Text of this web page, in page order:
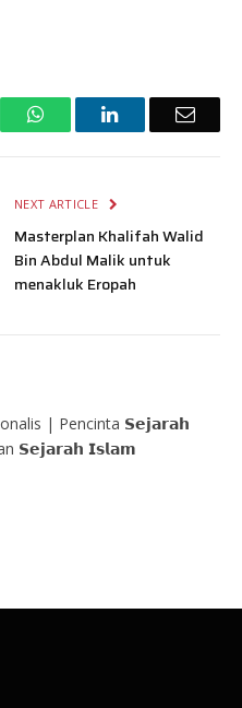
WhatsAppLinkedIn Email
NEXT ARTICLE
Masterplan Khalifah Walid
Bin Abdul Malik untuk
menakluk Eropah
| Pencinta 𝗦𝗲𝗷𝗮𝗿𝗮𝗵
𝗦𝗲𝗷𝗮𝗿𝗮𝗵 𝗜𝘀𝗹𝗮𝗺